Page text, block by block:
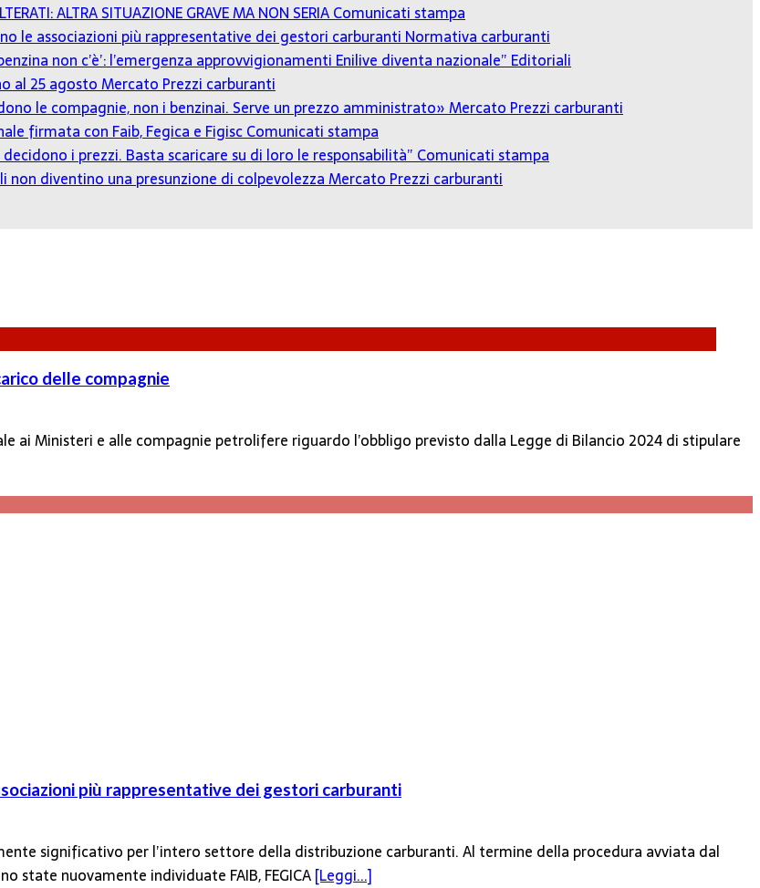
ALTRA SITUAZIONE GRAVE MA NON SERIAComunicati stampa
le associazioni più rappresentative dei gestori carburanti Normativa carburanti
non c’è’: l’emergenza approvvigionamenti Enilive diventa nazionale” Editoriali
al 25 agostoMercato Prezzi carburanti
le compagnie, non i benzinai. Serve un prezzo amministrato»Mercato Prezzi carburanti
firmata con Faib, Fegica e FigiscComunicati stampa
i prezzi. Basta scaricare su di loro le responsabilità” Comunicati stampa
non diventino una presunzione di colpevolezzaMercato Prezzi carburanti
delle compagnie
ai Ministeri e alle compagnie petrolifere riguardo l’obbligo previsto dalla Legge di Bilancio 2024 di stipulare
più rappresentative dei gestori carburanti
significativo per l’intero settore della distribuzione carburanti. Al termine della procedura avviata dal
state nuovamente individuate FAIB, FEGICA[Leggi...]